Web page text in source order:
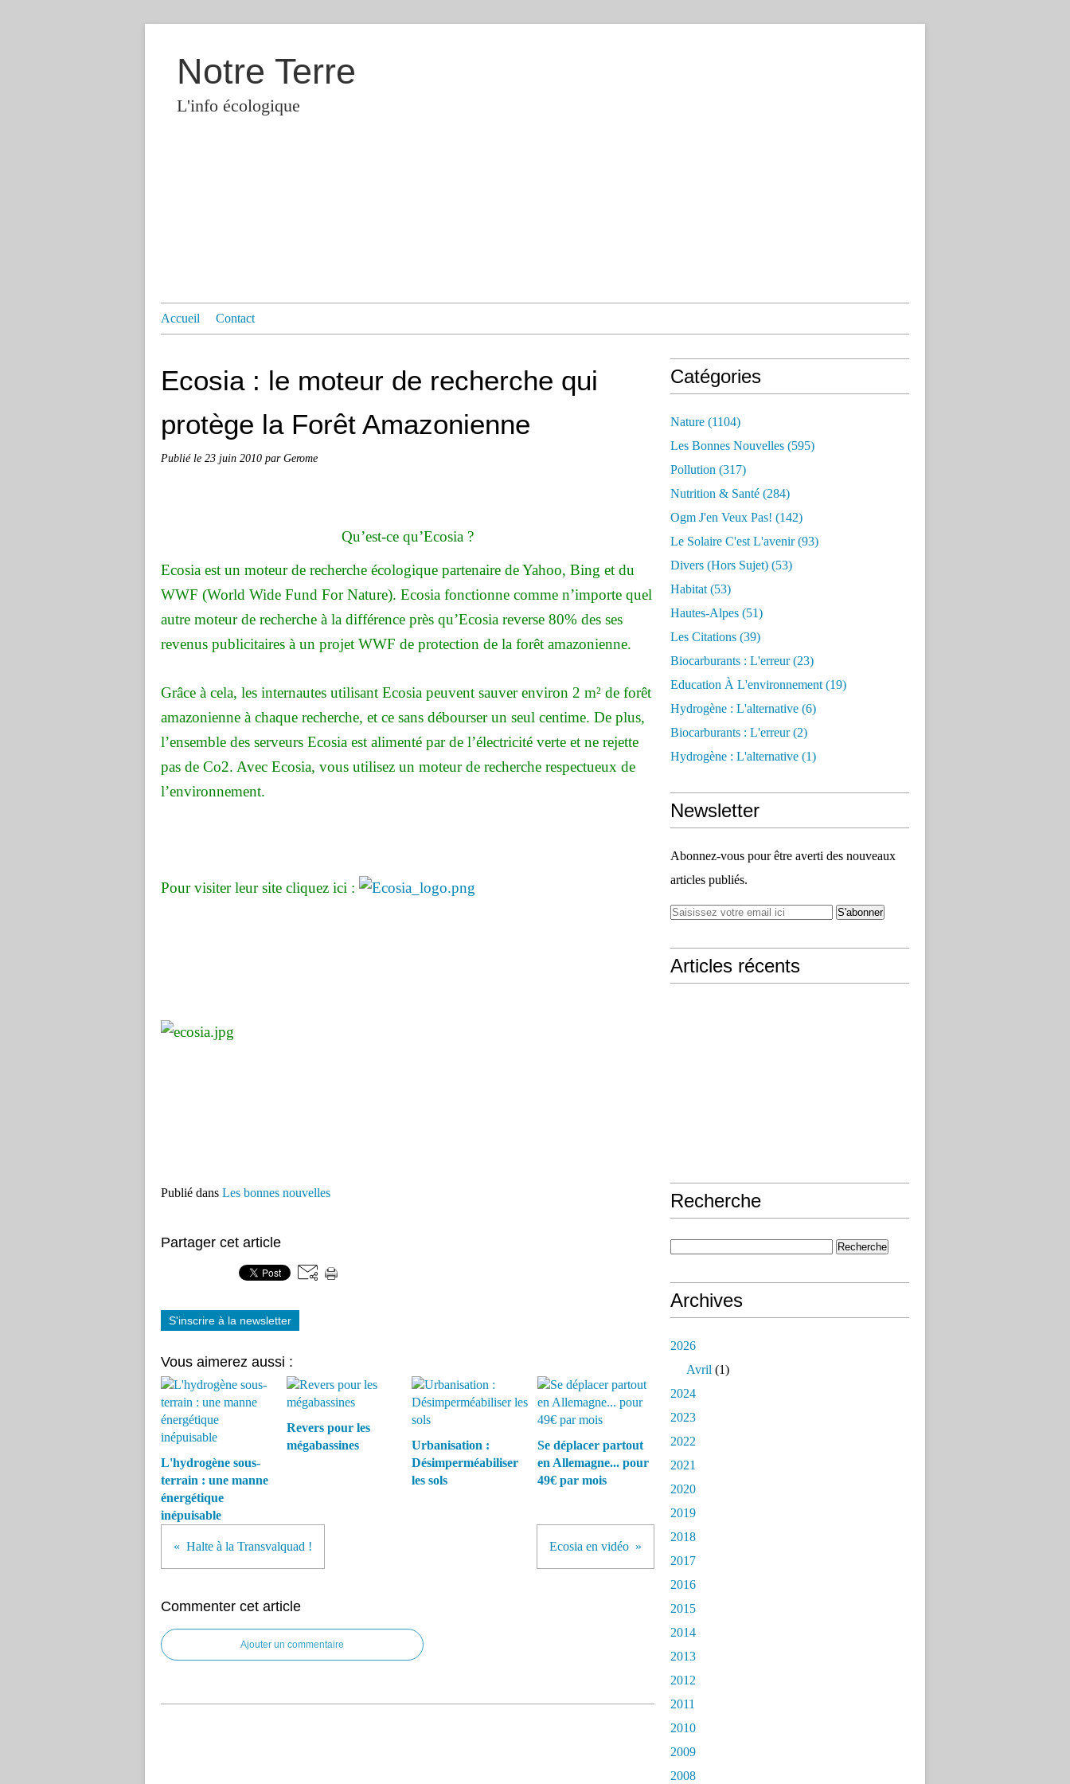
Notre Terre
L'info écologique
Accueil Contact
Ecosia : le moteur de recherche qui
protège la Forêt Amazonienne
Publié le 23 juin 2010 par Gerome
Qu’est-ce qu’Ecosia ?
Ecosia est un moteur de recherche écologique partenaire de Yahoo, Bing et du
WWF (World Wide Fund For Nature). Ecosia fonctionne comme n’importe quel
autre moteur de recherche à la différence près qu’Ecosia reverse 80% des ses
revenus publicitaires à un projet WWF de protection de la forêt amazonienne.
Grâce à cela, les internautes utilisant Ecosia peuvent sauver environ 2 m² de forêt
amazonienne à chaque recherche, et ce sans débourser un seul centime. De plus,
l’ensemble des serveurs Ecosia est alimenté par de l’électricité verte et ne rejette
pas de Co2. Avec Ecosia, vous utilisez un moteur de recherche respectueux de
l’environnement.
Pour visiter leur site cliquez ici :
Publié dans Les bonnes nouvelles
Partager cet article
S'inscrire à la newsletter
Vous aimerez aussi :
L'hydrogène sous-
terrain : une manne
énergétique
inépuisable
Revers pour les
mégabassines
Urbanisation :
Désimperméabiliser
les sols
Se déplacer partout
en Allemagne... pour
49€ par mois
Halte à la Transvalquad ! Ecosia en vidéo
Commenter cet article
Ajouter un commentaire
Catégories
Nature (1104)
Les Bonnes Nouvelles (595)
Pollution (317)
Nutrition & Santé (284)
Ogm J'en Veux Pas! (142)
Le Solaire C'est L'avenir(93)
Divers (hors Sujet) (53)
Habitat (53)
Hautes-Alpes (51)
Les Citations (39)
Biocarburants : L'erreur(23)
Education À L'environnement (19)
Hydrogène : L'alternative (6)
Biocarburants : L'erreur(2)
Hydrogène : L'alternative (1)
Newsletter
Abonnez-vous pour être averti des nouveaux
articles publiés.
Articles récents
Recherche
Archives
2026
Avril (1)
2024
2023
2022
2021
2020
2019
2018
2017
2016
2015
2014
2013
2012
2011
2010
2009
2008